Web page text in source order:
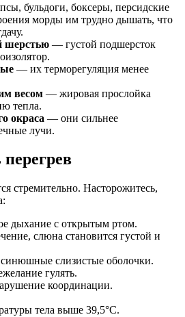
бульдоги, боксеры, персидские
морды им трудно дышать, что
шерстью — густой подшерсток
— их терморегуляция менее
весом — жировая прослойка
тепла.
окраса — они сильнее
лучи.
стремительно. Насторожитесь,
дыхание с открытым ртом.
слюна становится густой и
слизистые оболочки.
гулять.
координации.
тела выше 39,5°C.